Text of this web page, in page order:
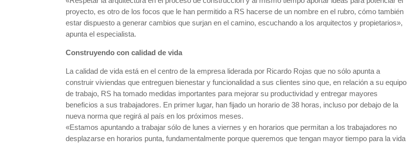
proyecto, es otro de los focos que le han permitido a RS hacerse de un nombre en el rubro, cómo también
estar dispuesto a generar cambios que surjan en el camino, escuchando a los arquitectos y propietarios»,
apunta el especialista.
Construyendo con calidad de vida
La calidad de vida está en el centro de la empresa liderada por Ricardo Rojas que no sólo apunta a
construir viviendas que entreguen bienestar y funcionalidad a sus clientes sino que, en relación a su equipo
de trabajo, RS ha tomado medidas importantes para mejorar su productividad y entregar mayores
beneficios a sus trabajadores. En primer lugar, han fijado un horario de 38 horas, incluso por debajo de la
nueva norma que regirá al país en los próximos meses.
«Estamos apuntando a trabajar sólo de lunes a viernes y en horarios que permitan a los trabajadores no
desplazarse en horarios punta, fundamentalmente porque queremos que tengan mayor tiempo para la vida